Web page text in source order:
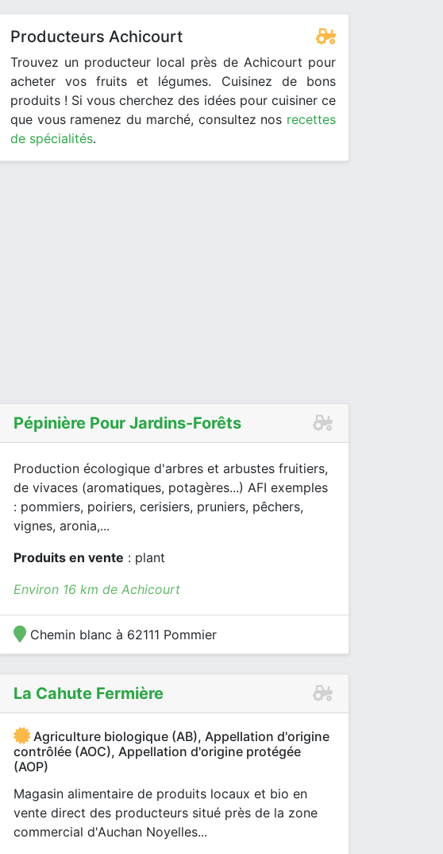
Producteurs Achicourt
Trouvez un producteur local près de Achicourt pour
acheter vos fruits et légumes. Cuisinez de bons
produits ! Si vous cherchez des idées pour cuisiner ce
que vous ramenez du marché, consultez nos recettes
de spécialités.
Pépinière Pour Jardins-Forêts
Production écologique d'arbres et arbustes fruitiers,
de vivaces (aromatiques, potagères...) AFI exemples
: pommiers, poiriers, cerisiers, pruniers, pêchers,
vignes, aronia,...
Produits en vente : plant
Environ 16 km de Achicourt
Chemin blanc à 62111 Pommier
La Cahute Fermière
Agriculture biologique (AB), Appellation d'origine
contrôlée (AOC), Appellation d'origine protégée
(AOP)
Magasin alimentaire de produits locaux et bio en
vente direct des producteurs situé près de la zone
commercial d'Auchan Noyelles...